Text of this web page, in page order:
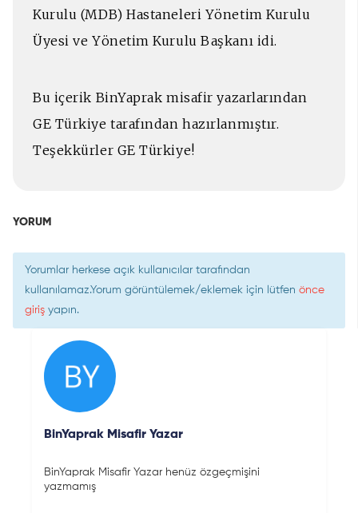
Kurulu (MDB) Hastaneleri Yönetim Kurulu
Üyesi ve Yönetim Kurulu Başkanı idi.
Bu içerik BinYaprak misafir yazarlarından
GE Türkiye tarafından hazırlanmıştır.
Teşekkürler GE Türkiye!
YORUM
Yorumlar herkese açık kullanıcılar tarafından
kullanılamaz.Yorum görüntülemek/eklemek için lütfen önce
giriş yapın.
BinYaprak Misafir Yazar
BinYaprak Misafir Yazar henüz özgeçmişini
yazmamış